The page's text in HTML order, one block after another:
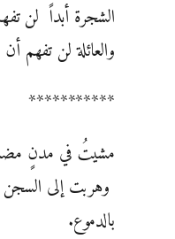
الشجرة أبداً لن
والعائلة لن تفهم
***********
مشيتُ في مدنٍ
وهربت إلى
بالدموع.